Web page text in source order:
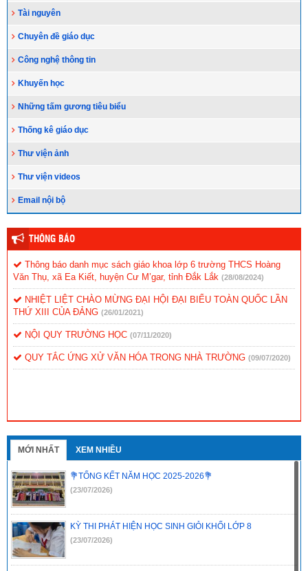
Tài nguyên
Chuyên đề giáo dục
Công nghệ thông tin
Khuyến học
Những tấm gương tiêu biểu
Thống kê giáo dục
Thư viện ảnh
Thư viện videos
Email nội bộ
THÔNG BÁO
Thông báo danh mục sách giáo khoa lớp 6 trường THCS Hoàng
Văn Thụ, xã Ea Kiết, huyện Cư M’gar, tỉnh Đắk Lắk (28/08/2024)
NHIỆT LIỆT CHÀO MỪNG ĐẠI HỘI ĐẠI BIỂU TOÀN QUỐC LẦN
THỨ XIII CỦA ĐẢNG (26/01/2021)
NỘI QUY TRƯỜNG HỌC (07/11/2020)
QUY TẮC ỨNG XỬ VĂN HÓA TRONG NHÀ TRƯỜNG (09/07/2020)
MỚI NHẤT XEM NHIỀU
💐TỔNG KẾT NĂM HỌC 2025-2026💐
(23/07/2026)
KỲ THI PHÁT HIỆN HỌC SINH GIỎI KHỐI LỚP 8
(23/07/2026)